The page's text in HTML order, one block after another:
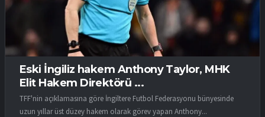
Eski İngiliz hakem Anthony Taylor, MHK
Elit Hakem Direktörü ...
TFF'nin açıklamasına göre İngiltere Futbol Federasyonu bünyesinde
uzun yıllar üst düzey hakem olarak görev yapan Anthony...